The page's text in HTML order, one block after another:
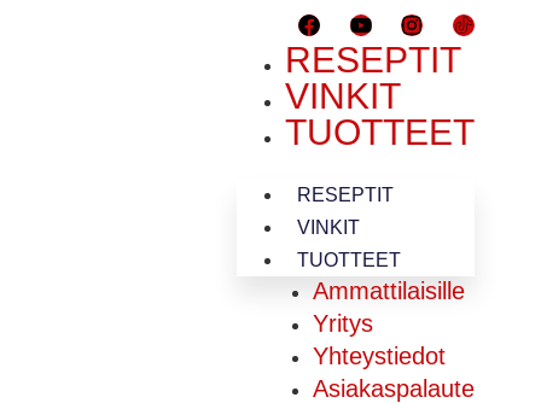
RESEPTIT
VINKIT
TUOTTEET
RESEPTIT
VINKIT
TUOTTEET
Ammattilaisille
Yritys
Yhteystiedot
Asiakaspalaute